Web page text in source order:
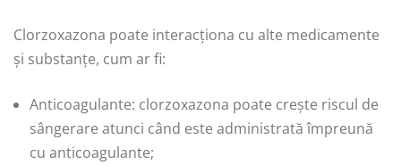
Clorzoxazona poate interacționa cu alte medicamente
și substanțe, cum ar fi:
Anticoagulante: clorzoxazona poate crește riscul de
sângerare atunci când este administrată împreună
cu anticoagulante;